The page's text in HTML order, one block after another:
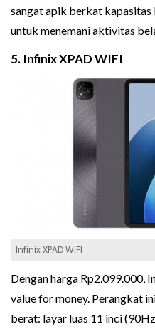
sangat apik berkat
untuk menemani aktivitas
5. Infinix XPAD WIFI
Infinix XPAD WIFI
Dengan harga Rp2.099.000,
value for money. Perangkat
berat: layar luas 11 inci